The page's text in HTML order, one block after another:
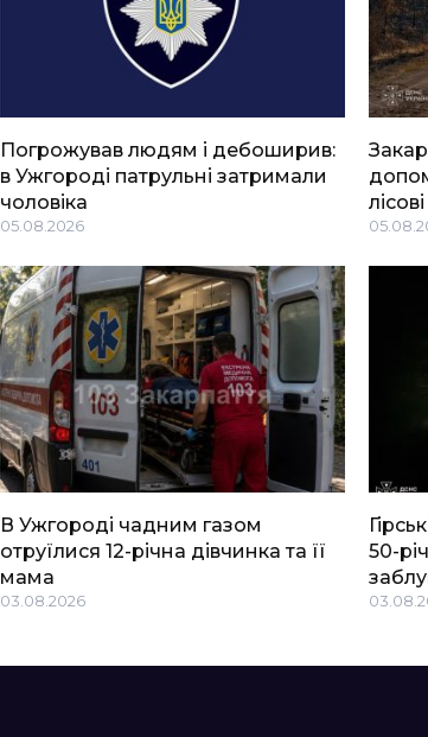
Погрожував людям і дебоширив:
в Ужгороді патрульні затримали
чоловіка
05.08.2026
В Ужгороді чадним газом
отруїлися 12-річна дівчинка та її
мама
03.08.2026
50-